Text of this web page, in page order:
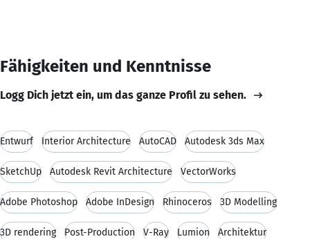
Fähigkeiten und Kenntnisse
Logg Dich jetzt ein, um das ganze Profil zu sehen.
Entwurf Interior Architecture AutoCAD Autodesk 3ds Max
SketchUp Autodesk Revit Architecture VectorWorks
Adobe Photoshop Adobe InDesign Rhinoceros 3D Modelling
3D rendering Post-Production V-Ray Lumion Architektur